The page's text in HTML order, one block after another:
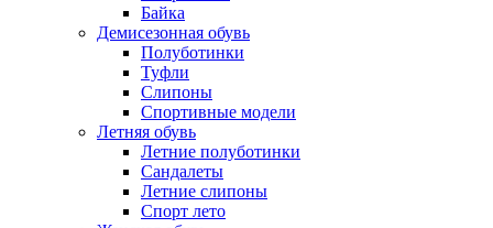
Байка
Демисезонная обувь
Полуботинки
Туфли
Слипоны
Спортивные модели
Летняя обувь
Летние полуботинки
Сандалеты
Летние слипоны
Спорт лето